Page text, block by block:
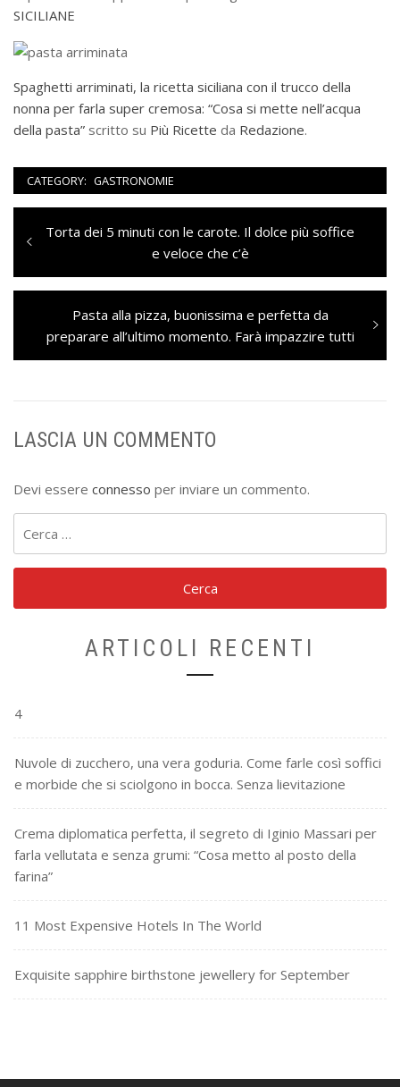
SICILIANE
Spaghetti arriminati, la ricetta siciliana con il trucco della
nonna per farla super cremosa: “Cosa si mette nell’acqua
della pasta” scritto su Più Ricette da Redazione.
CATEGORY: GASTRONOMIE
Navigazione
articoli
Previous
Torta dei 5 minuti con le carote. Il dolce più soffice
e veloce che c’è
Next
post:
Pasta alla pizza, buonissima e perfetta da
preparare all’ultimo momento. Farà impazzire tutti
LASCIA UN COMMENTO
Devi essere connesso per inviare un commento.
per:
ARTICOLI RECENTI
4
Nuvole di zucchero, una vera goduria. Come farle così soffici
e morbide che si sciolgono in bocca. Senza lievitazione
Crema diplomatica perfetta, il segreto di Iginio Massari per
farla vellutata e senza grumi: “Cosa metto al posto della
farina”
11 Most Expensive Hotels In The World
Exquisite sapphire birthstone jewellery for September